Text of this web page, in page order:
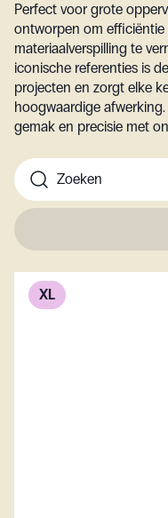
Perfect voor grote
ontworpen om efficiëntie
materiaalverspilling te
iconische referenties is
projecten en zorgt elke
hoogwaardige
gemak en precisie met
XL